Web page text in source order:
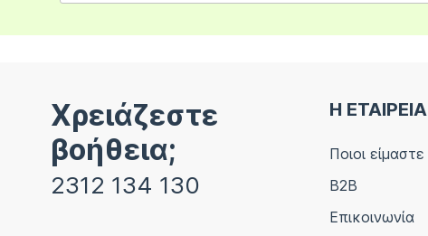
Χρειάζεστε
βοήθεια;
2312 134 130
Η ΕΤΑΙΡΕΙΑ
Ποιοι είμαστε
B2B
Επικοινωνία